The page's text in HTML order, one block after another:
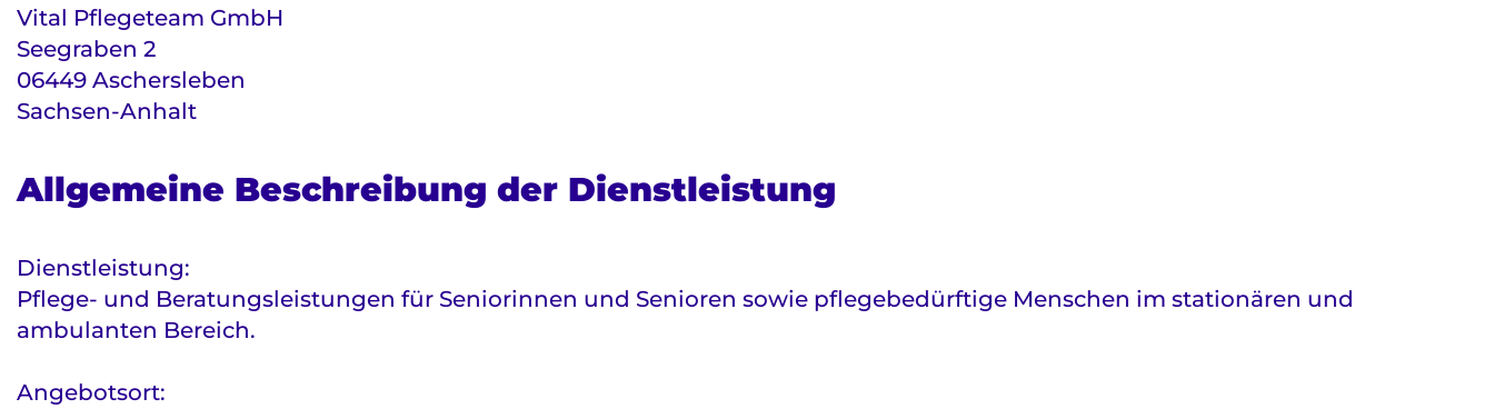
Vital Pflegeteam GmbH
Seegraben 2
06449 Aschersleben
Sachsen-Anhalt
Allgemeine Beschreibung der Dienstleistung
Dienstleistung:
Pflege- und Beratungsleistungen für Seniorinnen und Senioren sowie pflegebedürftige Menschen im stationären und
ambulanten Bereich.
Angebotsort: